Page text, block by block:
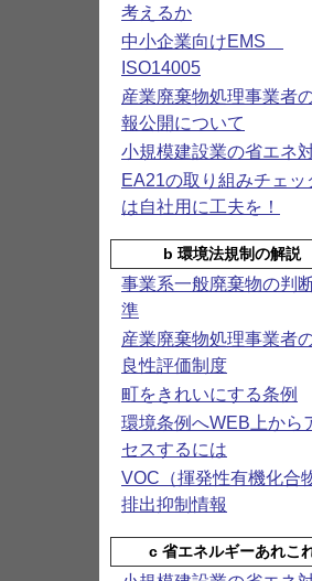
考えるか
中小企業向けEMS
ISO14005
産業廃棄物処理事業者
報公開について
小規模建設業の省エネ
EA21の取り組みチェッ
は自社用に工夫を！
b 環境法規制の解説
事業系一般廃棄物の判
準
産業廃棄物処理事業者
良性評価制度
町をきれいにする条例
環境条例へWEB上から
セスするには
VOC（揮発性有機化合
排出抑制情報
c 省エネルギーあれこ